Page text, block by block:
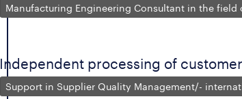
Manufacturing Engineering Consultant in the field
Independent processing of
Support in Supplier Quality Management/-